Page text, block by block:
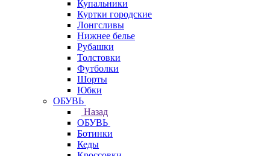
Купальники
Куртки городские
Лонгсливы
Нижнее белье
Рубашки
Толстовки
Футболки
Шорты
Юбки
ОБУВЬ
Назад
ОБУВЬ
Ботинки
Кеды